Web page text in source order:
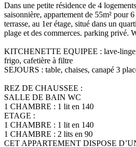
Dans une petite résidence de 4
saisonnière, appartement de 55m² pour
terrasse, au 1er étage, situé dans un
plage et des commerces. parking privé.
KITCHENETTE EQUIPEE : lave-
frigo, cafetière à filtre
SEJOURS : table, chaises, canapé 3
REZ DE CHAUSSEE :
SALLE DE BAIN WC
1 CHAMBRE : 1 lit en 140
ETAGE :
1 CHAMBRE : 1 lit en 140
1 CHAMBRE : 2 lits en 90
CET APPARTEMENT DISPOSE